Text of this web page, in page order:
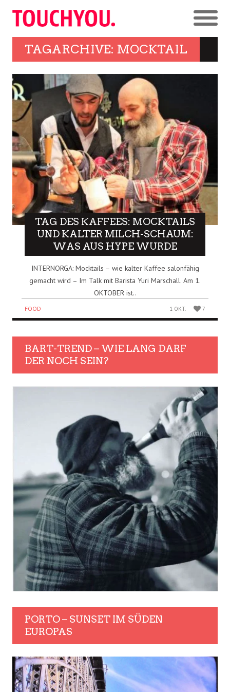
TAGARCHIVE: MOCKTAIL
TAG DES KAFFEES: MOCKTAILS
UND KALTER MILCH-SCHAUM:
WAS AUS HYPE WURDE
INTERNORGA: Mocktails – wie kalter Kaffee salonfähig
gemacht wird – Im Talk mit Barista Yuri Marschall. Am 1.
OKTOBER ist..
FOOD 1 OKT. 7
BART-TREND – WIE LANG DARF
DER NOCH SEIN?
PORTO – SUNSET IM SÜDEN
EUROPAS